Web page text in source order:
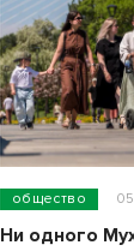
общество
Ни одного